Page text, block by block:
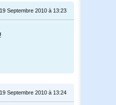
Septembre 2010 à 13:23
Septembre 2010 à 13:24